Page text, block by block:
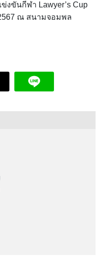
งขันกีฬา Lawyer’s Cup
ณ สนามจอมพล